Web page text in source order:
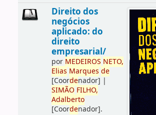
Direito dos
negócios
aplicado: do
direito
empresarial/
por MEDEIROS NETO,
Elias Marques de
[Coordenador] |
SIMÃO FILHO,
Adalberto
[Coordenador].